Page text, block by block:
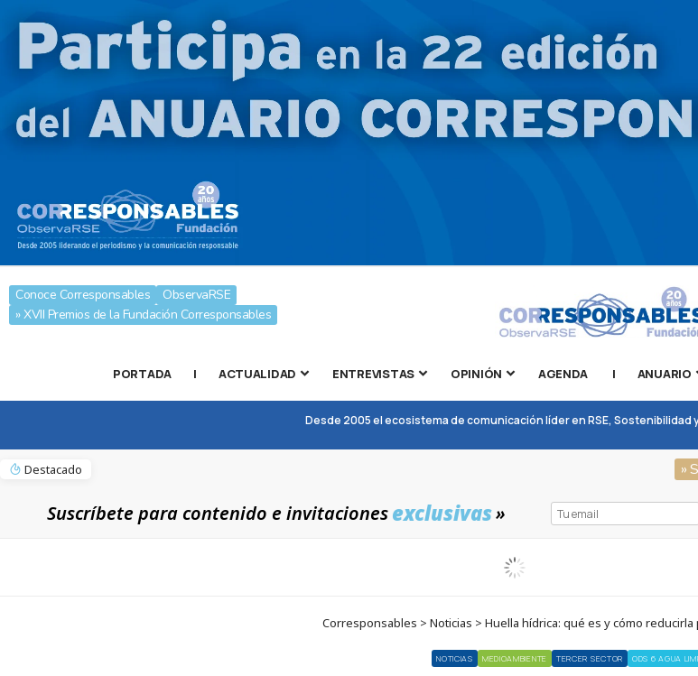
Conoce Corresponsables
ObservaRSE
» XVII Premios de la Fundación Corresponsables
PORTADA | ACTUALIDAD ENTREVISTAS OPINIÓN AGENDA | ANUARIO
Desde 2005 el ecosistema de comunicación líder en RSE, Sostenibilidad y
Destacado »
Suscríbete para contenido e invitacionesexclusivas»
Corresponsables > Noticias > Huella hídrica: qué es y cómo
NOTICIAS MEDIOAMBIENTE TERCER SECTOR ODS 6 AGUA